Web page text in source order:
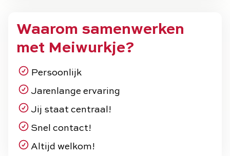
Waarom samenwerken
met Meiwurkje?
Persoonlijk
Jarenlange ervaring
Jij staat centraal!
Snel contact!
Altijd welkom!